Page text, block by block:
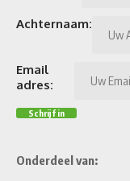
Achternaam:
Email
adres:
Onderdeel van: